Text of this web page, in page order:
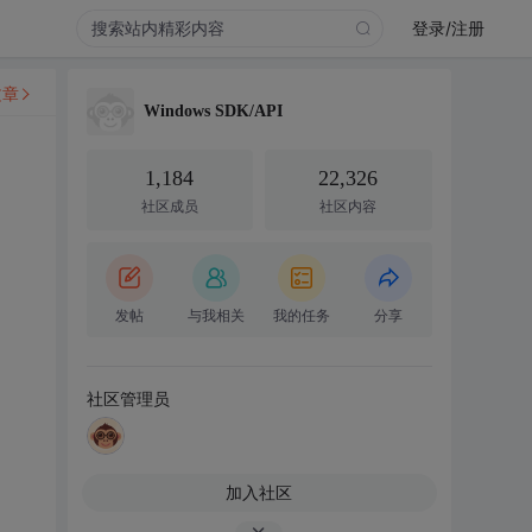
登录/注册
Windows SDK/API
1,184
社区成员
22,326
社区内容
发帖 与我相关 我的任务 分享
社区管理员
加入社区